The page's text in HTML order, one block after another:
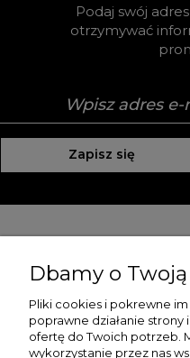
Podaj swój
otrzymywać
Zapisz się
Moje konto
Płatności i dostawa
Dbamy o
Pliki cookies i pokrewne
poprawne działanie
ofertę do Twoich potrzeb.
wykorzystanie przez nas